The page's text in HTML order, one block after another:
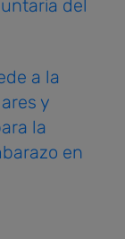
del
a la
y
la
en